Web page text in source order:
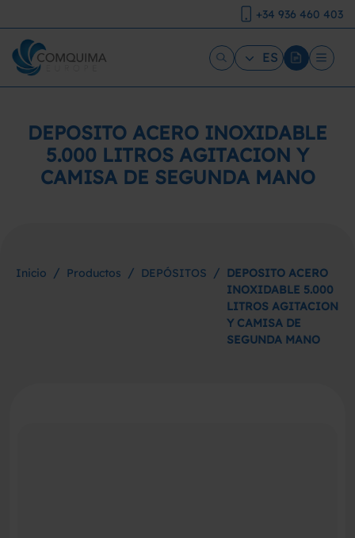
+34 936 460 403
ES
DEPOSITO ACERO INOXIDABLE
5.000 LITROS AGITACION Y
CAMISA DE SEGUNDA MANO
Inicio / Productos / DEPÓSITOS / DEPOSITO ACERO
INOXIDABLE 5.000
LITROS AGITACION
Y CAMISA DE
SEGUNDA MANO